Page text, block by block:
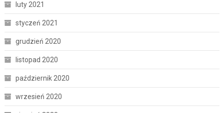
luty 2021
styczeń 2021
grudzień 2020
listopad 2020
październik 2020
wrzesień 2020